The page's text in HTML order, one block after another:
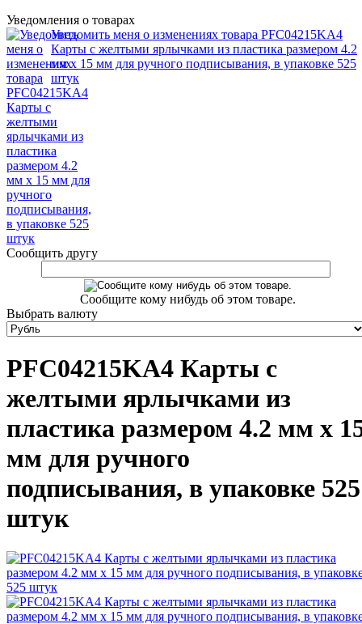
Уведомления о товарах
Уведомить меня о изменениях товара PFC04215KA4
Карты с желтыми ярлычками из пластика размером 4.2
мм x 15 мм для ручного подписывания, в упаковке 525
штук
Сообщить другу
Сообщите кому нибудь об этом товаре.
Выбрать валюту
PFC04215KA4 Карты с
желтыми ярлычками из
пластика размером 4.2 мм x
мм для ручного
подписывания, в упаковке 525
штук